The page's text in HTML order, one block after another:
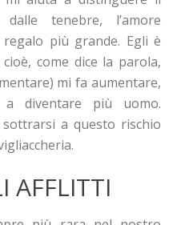
tenebre, l’amore
più grande. Egli è
come dice la parola,
mi fa aumentare,
diventare più uomo.
a questo rischio
AFFLITTI